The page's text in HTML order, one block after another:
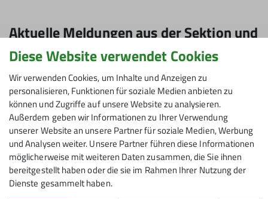
Aktuelle Meldungen aus der Sektion und
dem DAV
Archiv Blog Externe Inhalte Gravelbike
Mountainbike
Diese Website verwendet Cookies
Wir verwenden Cookies, um Inhalte und Anzeigen zu
personalisieren, Funktionen für soziale Medien anbieten zu
können und Zugriffe auf unsere Website zu analysieren.
Außerdem geben wir Informationen zu Ihrer Verwendung
unserer Website an unsere Partner für soziale Medien, Werbung
und Analysen weiter. Unsere Partner führen diese Informationen
möglicherweise mit weiteren Daten zusammen, die Sie ihnen
bereitgestellt haben oder die sie im Rahmen Ihrer Nutzung der
Dienste gesammelt haben.